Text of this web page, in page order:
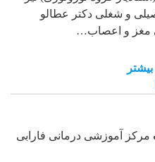
و شغلی دکتر عطالو
مغز و اعصاب…
مرکز آموزشی درمانی فارابی